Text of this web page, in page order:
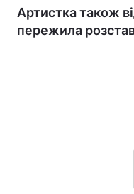
Артистка також
пережила